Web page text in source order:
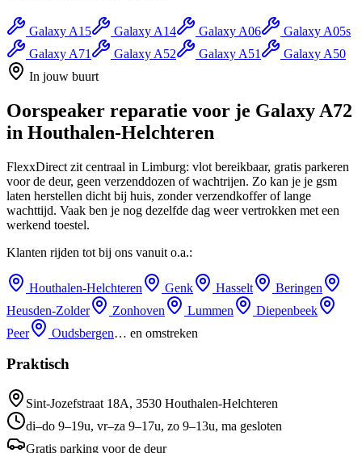
Galaxy A15 Galaxy A14 Galaxy A06
Galaxy A05s
Galaxy A71
Galaxy A52 Galaxy A51
Galaxy A50
In jouw buurt
Oorspeaker reparatie voor je Galaxy A72
in Houthalen-Helchteren
FlexxDirect zit centraal in Limburg: vlot bereikbaar, gratis parkeren
voor de deur, geen verzenddozen of wachtrijen. Zo kan je je gsm
laten herstellen dicht bij huis, zonder verzendkoffer of lange
wachttijd. Vaak ben je nog dezelfde dag weer vertrokken met een
werkend toestel.
Klanten rijden tot bij ons vanuit o.a.:
Houthalen-Helchteren Genk Hasselt
Beringen
Heusden-Zolder
Zonhoven Lummen
Diepenbeek
Peer
Oudsbergen… en omstreken
Praktisch
Sint-Jozefstraat 18A, 3530 Houthalen-Helchteren
di–do 9–19u, vr–za 9–17u, zo 9–13u, ma gesloten
Gratis parking voor de deur